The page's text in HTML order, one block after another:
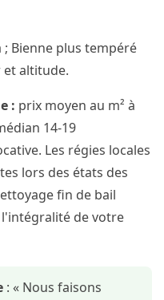
; Bienne plus tempéré
et altitude.
: prix moyen au m² à
14-19
Les régies locales
lors des états des
fin de bail
de votre
: « Nous faisons